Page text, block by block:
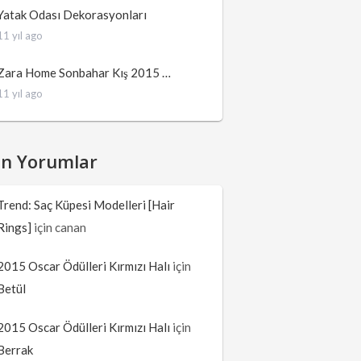
Odası Dekorasyonları
yıl ago
Home Sonbahar Kış 2015 …
yıl ago
Yorumlar
Saç Küpesi Modelleri [Hair
için canan
Oscar Ödülleri Kırmızı Halı için
Oscar Ödülleri Kırmızı Halı için